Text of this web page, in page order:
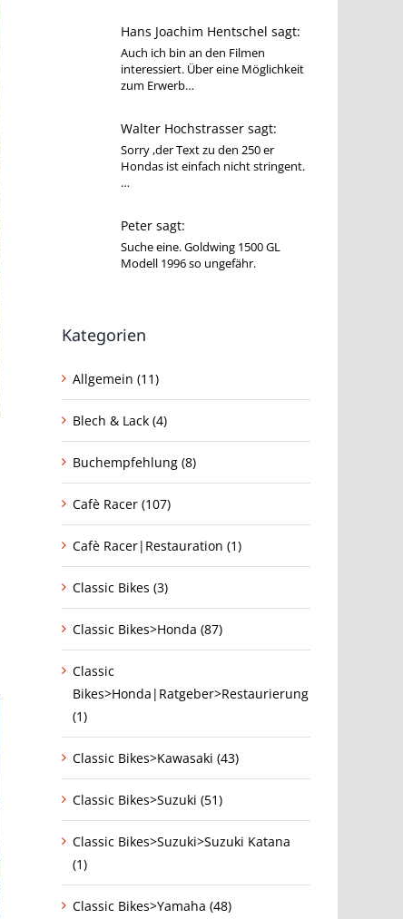
Hans Joachim Hentschel sagt:
Auch ich bin an den Filmen
interessiert. Über eine Möglichkeit
zum Erwerb…
Walter Hochstrasser sagt:
Sorry ,der Text zu den 250 er
Hondas ist einfach nicht stringent.
…
Peter sagt:
Suche eine. Goldwing 1500 GL
Modell 1996 so ungefähr.
Kategorien
Allgemein (11)
Blech & Lack (4)
Buchempfehlung (8)
Cafè Racer (107)
Cafè Racer|Restauration (1)
Classic Bikes (3)
Classic Bikes>Honda (87)
Classic
Bikes>Honda|Ratgeber>Restaurierung
(1)
Classic Bikes>Kawasaki (43)
Classic Bikes>Suzuki (51)
Classic Bikes>Suzuki>Suzuki Katana
(1)
Classic Bikes>Yamaha (48)